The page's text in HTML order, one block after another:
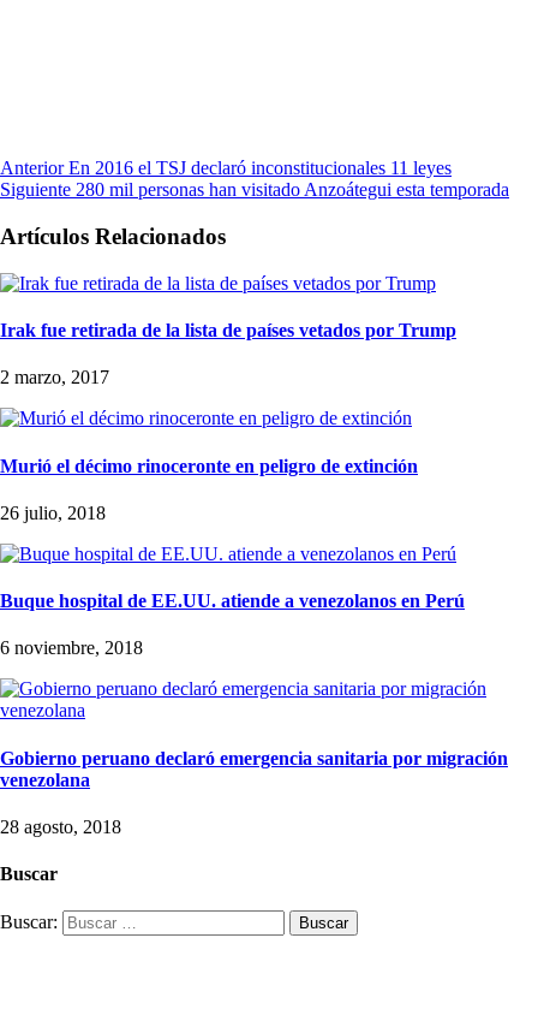
Anterior En 2016 el TSJ declaró inconstitucionales 11 leyes
Siguiente 280 mil personas han visitado Anzoátegui esta temporada
Artículos Relacionados
Irak fue retirada de la lista de países vetados por Trump
2 marzo, 2017
Murió el décimo rinoceronte en peligro de extinción
26 julio, 2018
Buque hospital de EE.UU. atiende a venezolanos en Perú
6 noviembre, 2018
Gobierno peruano declaró emergencia sanitaria por migración
venezolana
28 agosto, 2018
Buscar
Buscar: